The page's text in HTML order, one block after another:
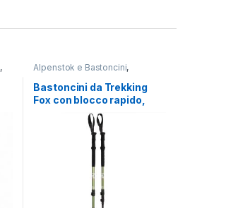
,
Alpenstok e Bastoncini,
TREKKING
Bastoncini da Trekking
Fox con blocco rapido,
sacca e rotelle